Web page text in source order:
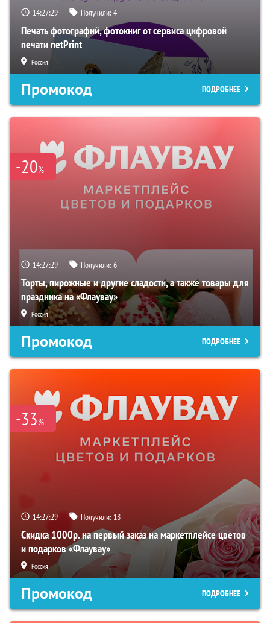
14:27:28 Получили:4
Печать фотографий, фотокниг от сервиса цифровой
печати netPrint
Россия
Промокод ПОДРОБНЕЕ
-20%
14:27:28 Получили:6
Торты, пирожные и другие сладости, а также товары для
праздника на «Флаувау»
Россия
Промокод ПОДРОБНЕЕ
-33%
14:27:28 Получили: 18
Скидка 1000р. на первый заказ на маркетплейсе цветов
и подарков «Флаувау»
Россия
Промокод ПОДРОБНЕЕ